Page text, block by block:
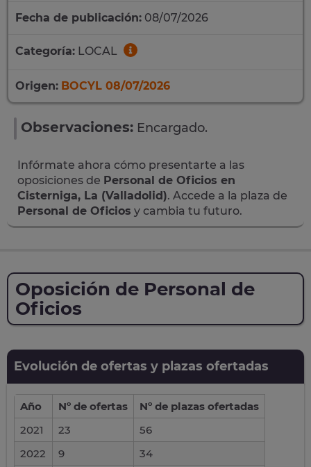
Fecha de publicación: 08/07/2026
Categoría: LOCAL
Origen: BOCYL 08/07/2026
Observaciones: Encargado.
Infórmate ahora cómo presentarte a las
oposiciones de Personal de Oficios en
Cisterniga, La (Valladolid). Accede a la plaza de
Personal de Oficios y cambia tu futuro.
Oposición de Personal de
Oficios
Evolución de ofertas y plazas ofertadas
Año Nº de ofertas
Nº de plazas ofertadas
2021
23
56
2022
9
34